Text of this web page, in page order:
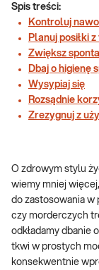
Spis treści:
Kontroluj
Planuj posiłki
Zwiększ
Dbaj o higienę
Wysypiaj się
Rozsądnie
Zrezygnuj z
O zdrowym stylu
wiemy mniej
do zastosowania w
czy morderczych
odkładamy dbanie
tkwi w prostych
konsekwentnie